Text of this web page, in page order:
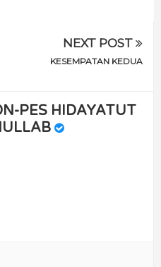
NEXT POST
KESEMPATAN KEDUA
PES HIDAYATUT